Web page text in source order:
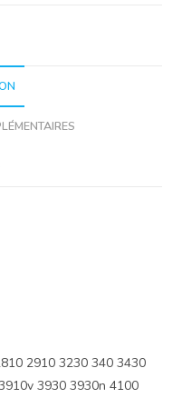
2910 3230 340 3430
3930 3930n 4100